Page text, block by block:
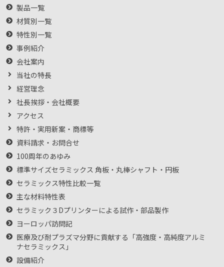
製品一覧
材質別一覧
特性別一覧
事例紹介
会社案内
当社の特長
経営理念
社長挨拶・会社概要
アクセス
特許・実用新案・商標等
資料請求・お問合せ
100周年のあゆみ
標準サイズセラミックス 角板・丸棒シャフト・円板
セラミックス特性比較一覧
主な材料特性表
セラミック３Dプリンターによる試作・部品製作
ヨーロッパ訪問記
医療及び耐プラズマ分野に貢献する「高強度・高純度アルミ
ナセラミックス」
設備紹介